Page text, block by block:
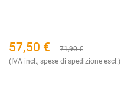
57,50 € 71,90€
(IVA incl., spese di spedizione escl.)